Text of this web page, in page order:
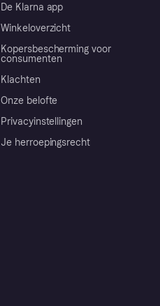
De Klarna app
Winkeloverzicht
Kopersbescherming voor
consumenten
Klachten
Onze belofte
Privacyinstellingen
Je herroepingsrecht